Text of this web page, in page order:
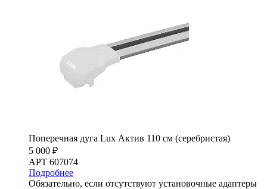
Поперечная дуга Lux Актив 110 см (серебристая)
5 000 ₽
АРТ 607074
Подробнее
Обязательно, если отсутствуют установочные адаптеры